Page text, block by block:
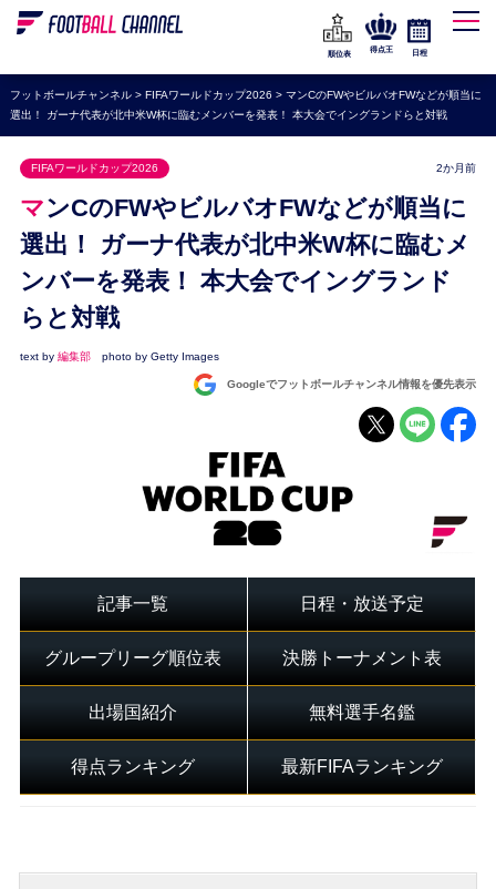
WEリーグ
海外サッカー
プレミアリーグ
ラ・リーガ
セリエA
ブンデスリーガ
UEFA
ナショナルチーム
高校サッカー
順位表
得点王 日程
フットボールチャンネル> FIFAワールドカップ2026 > マンCのFWやビルバオFWなどが順当に
選出！ ガーナ代表が北中米W杯に臨むメンバーを発表！ 本大会でイングランドらと対戦
FIFAワールドカップ2026 2か月前
マンCのFWやビルバオFWなどが順当に
選出！ ガーナ代表が北中米W杯に臨むメ
ンバーを発表！ 本大会でイングランド
らと対戦
text by 編集部 photo by Getty Images
Googleでフットボールチャンネル情報を優先表示
記事一覧 日程・放送予定
グループリーグ順位表 決勝トーナメント表
出場国紹介 無料選手名鑑
得点ランキング 最新FIFAランキング